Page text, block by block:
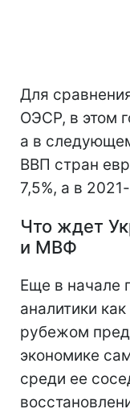
Для
ОЭСР, в этом
а в
ВВП стран
7,5%, а в
Что ждет
и МВФ
Еще в начале
аналитики
рубежом
экономике
среди ее